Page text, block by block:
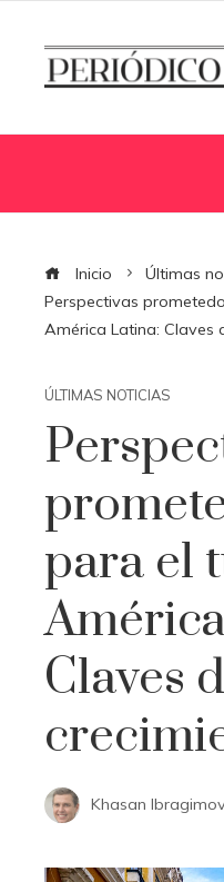
Inicio
Últimas
Perspectivas
América Latina: Claves
ÚLTIMAS NOTICIAS
para el
Claves
Khasan